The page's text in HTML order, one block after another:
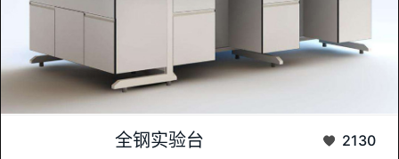
一体的实验家具。它采用优质钢材为主要材料，经...
全钢实验台 2130